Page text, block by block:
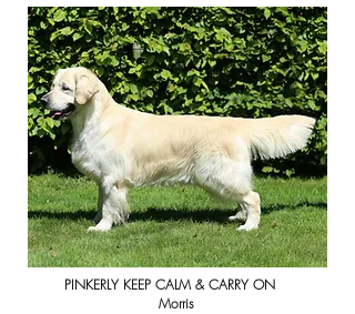
PINKERLY KEEP CALM & CARRY ON
Morris